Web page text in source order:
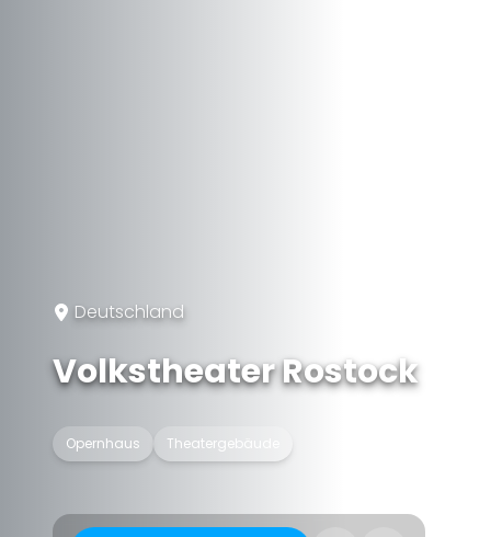
Deutschland
Volkstheater Rostock
Opernhaus Theatergebäude